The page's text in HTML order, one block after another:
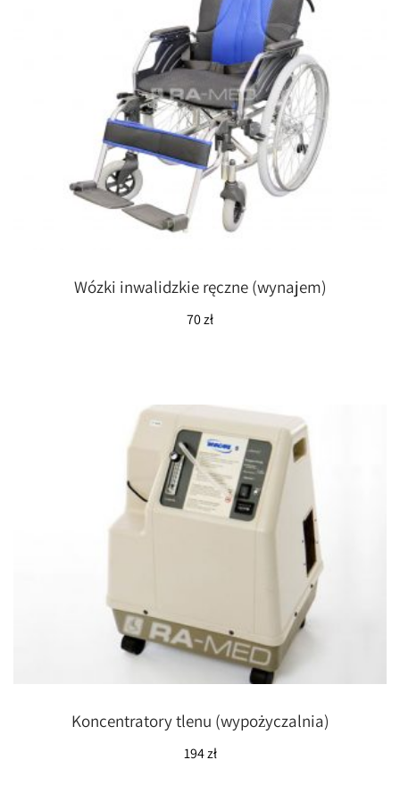
Wózki inwalidzkie ręczne (wynajem)
70zł
Koncentratory tlenu (wypożyczalnia)
194zł